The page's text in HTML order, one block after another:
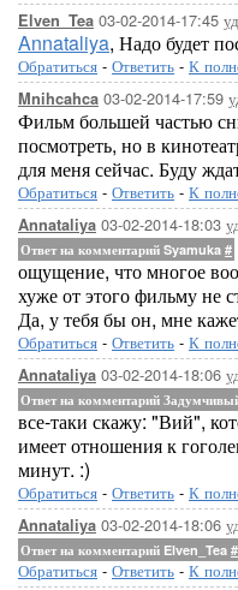
Elven_Tea 03-02-2014-17:45
Annataliya, Надо будет
Обратиться - Ответить - К
Mnihcahca 03-02-2014-17:59
Фильм большей частью
посмотреть, но в
для меня сейчас. Буду
Обратиться - Ответить - К
Annataliya 03-02-2014-18:03
Ответ на комментарий Syamuka #
ощущение, что многое
хуже от этого фильму не
Да, у тебя бы он, мне
Обратиться - Ответить - К
Annataliya 03-02-2014-18:06
Ответ на комментарий
все-таки скажу: "Вий",
имеет отношения к
минут. :)
Обратиться - Ответить - К
Annataliya 03-02-2014-18:06
Ответ на комментарий Elven_Tea #
Обратиться - Ответить - К